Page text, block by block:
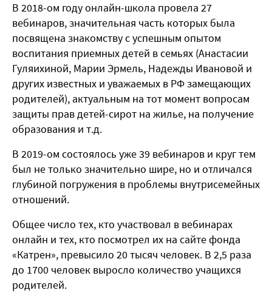
В 2018-ом году онлайн-школа провела 27
вебинаров, значительная часть которых была
посвящена знакомству с успешным опытом
воспитания приемных детей в семьях (Анастасии
Гуляихиной, Марии Эрмель, Надежды Ивановой и
других известных и уважаемых в РФ замещающих
родителей), актуальным на тот момент вопросам
защиты прав детей-сирот на жилье, на получение
образования и т.д.
В 2019-ом состоялось уже 39 вебинаров и круг тем
был не только значительно шире, но и отличался
глубиной погружения в проблемы внутрисемейных
отношений.
Общее число тех, кто участвовал в вебинарах
онлайн и тех, кто посмотрел их на сайте фонда
«Катрен», превысило 20 тысяч человек. В 2,5 раза
до 1700 человек выросло количество учащихся
родителей.